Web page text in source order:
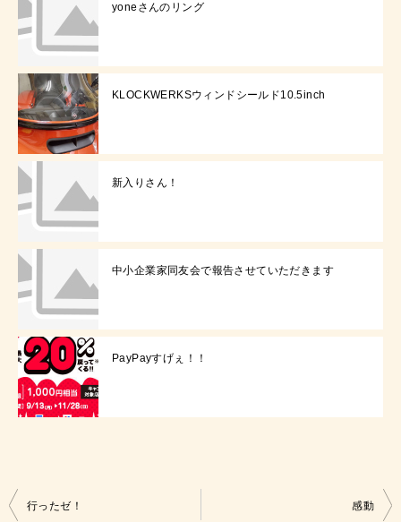
yoneさんのリング
KLOCKWERKSウィンドシールド10.5inch
新入りさん！
中小企業家同友会で報告させていただきます
PayPayすげぇ！！
投
行ったゼ！ 感動